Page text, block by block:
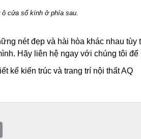
cửa sổ kính ở phía sau.
nét đẹp và hài hòa khác nhau tùy
Hãy liên hệ ngay với chúng tôi
kế kiến trúc và trang trí nội thất AQ